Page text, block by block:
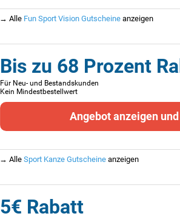
→ Alle Fun Sport Vision Gutscheine anzeigen
Bis zu 68 Prozent
Für Neu- und Bestandskunden
Kein Mindestbestellwert
Angebot anzeigen
→ Alle Sport Kanze Gutscheine anzeigen
5€ Rabatt